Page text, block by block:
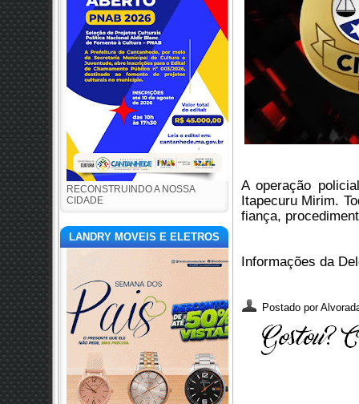
RECONSTRUINDO A NOSSA
CIDADE
LANDRY MOVEIS E ELETROS
A operação
Itapecuru Mirim.
fiança,
Informações da
Postado por